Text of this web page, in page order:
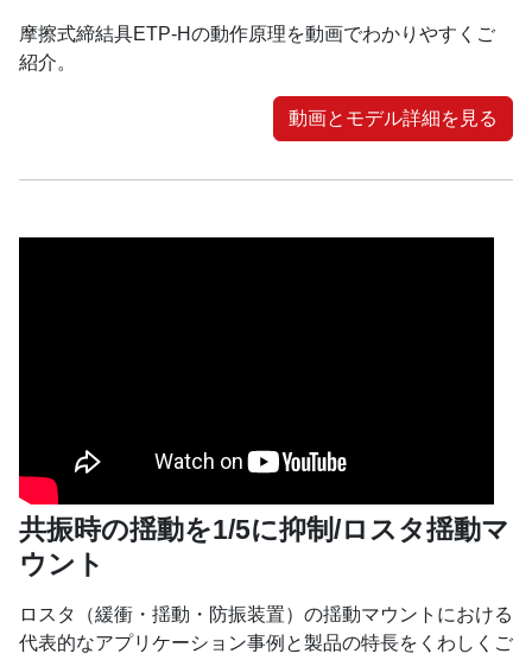
摩擦式締結具ETP-Hの動作原理を動画でわかりやすくご
紹介。
動画とモデル詳細を見る
共振時の揺動を1/5に抑制/ロスタ揺動マ
ウント
ロスタ（緩衝・揺動・防振装置）の揺動マウントにおける
代表的なアプリケーション事例と製品の特長をくわしくご